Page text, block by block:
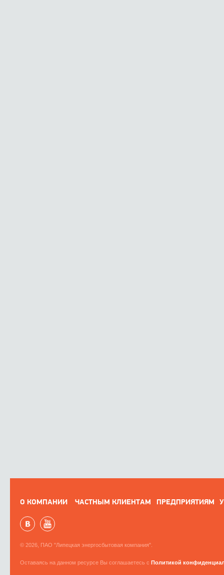
О КОМПАНИИ ЧАСТНЫМ КЛИЕНТАМ ПРЕДПРИЯТИЯМ
© 2026, ПАО "Липецкая энергосбытовая компания".
Оставаясь на данном ресурсе Вы соглашаетесь с Политикой